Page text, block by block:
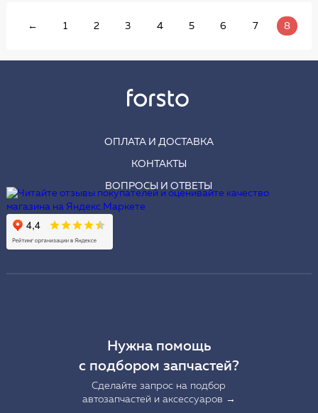
← 1 2 3 4 5 6 7 8
ОПЛАТА И ДОСТАВКА
КОНТАКТЫ
ВОПРОСЫ И ОТВЕТЫ
Нужна помощь
с подбором запчастей?
Сделайте запрос на подбор
автозапчастей и аксессуаров →